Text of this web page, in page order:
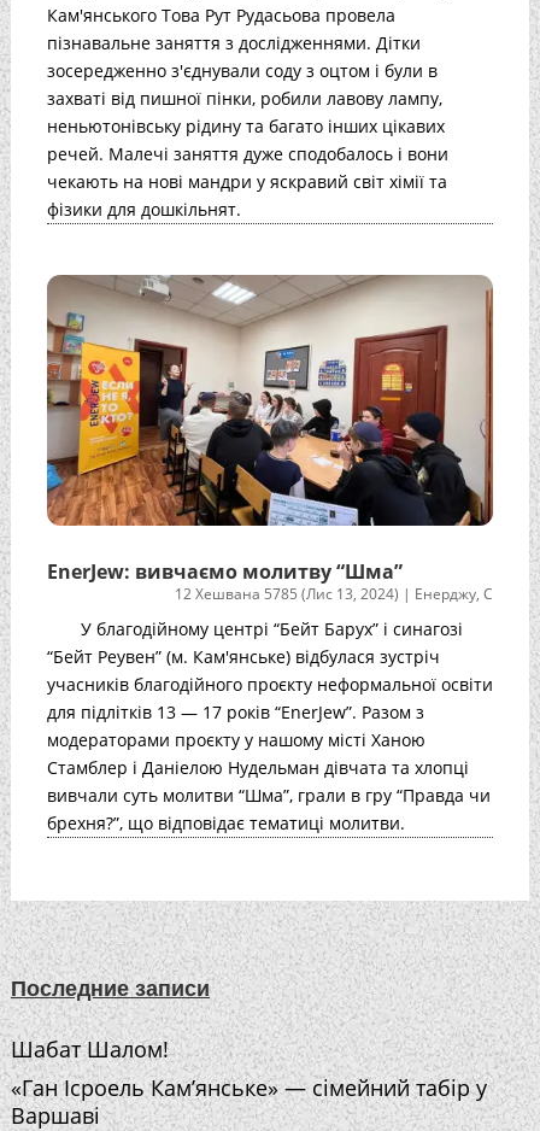
Кам'янського Това Рут Рудасьова провела
пізнавальне заняття з дослідженнями. Дітки
зосередженно з'єднували соду з оцтом і були в
захваті від пишної пінки, робили лавову лампу,
неньютонівську рідину та багато інших цікавих
речей. Малечі заняття дуже сподобалось і вони
чекають на нові мандри у яскравий світ хімії та
фізики для дошкільнят.
EnerJew: вивчаємо молитву “Шма”
12 Хешвана 5785 (Лис 13, 2024) | Енерджу,С
У благодійному центрі “Бейт Барух” і синагозі
“Бейт Реувен” (м. Кам'янське) відбулася зустріч
учасників благодійного проєкту неформальної освіти
для підлітків 13 — 17 років “EnerJew”. Разом з
модераторами проєкту у нашому місті Ханою
Стамблер і Даніелою Нудельман дівчата та хлопці
вивчали суть молитви “Шма”, грали в гру “Правда чи
брехня?”, що відповідає тематиці молитви.
Последние записи
Шабат Шалом!
«Ган Ісроель Кам’янське» — сімейний табір у
Варшаві